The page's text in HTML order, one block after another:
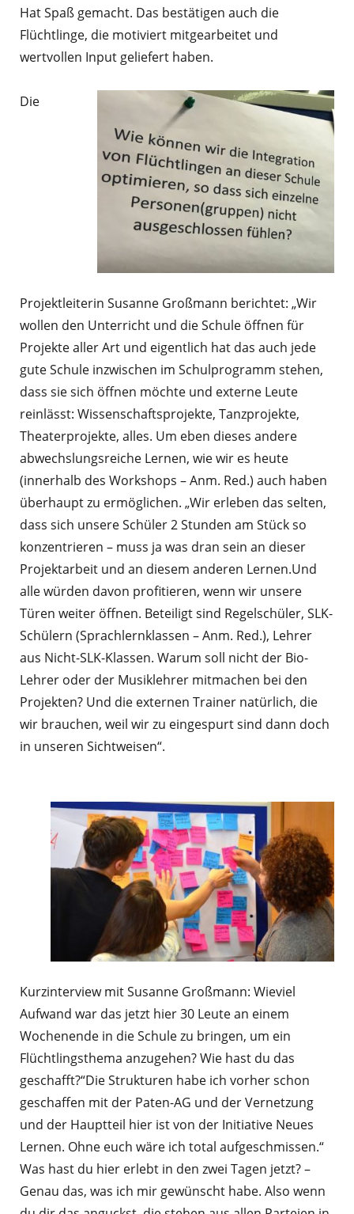
Hat Spaß gemacht. Das bestätigen auch die
Flüchtlinge, die motiviert mitgearbeitet und
wertvollen Input geliefert haben.
Die
Projektleiterin Susanne Großmann berichtet: „Wir
wollen den Unterricht und die Schule öffnen für
Projekte aller Art und eigentlich hat das auch jede
gute Schule inzwischen im Schulprogramm stehen,
dass sie sich öffnen möchte und externe Leute
reinlässt: Wissenschaftsprojekte, Tanzprojekte,
Theaterprojekte, alles. Um eben dieses andere
abwechslungsreiche Lernen, wie wir es heute
(innerhalb des Workshops – Anm. Red.) auch haben
überhaupt zu ermöglichen. „Wir erleben das selten,
dass sich unsere Schüler 2 Stunden am Stück so
konzentrieren – muss ja was dran sein an dieser
Projektarbeit und an diesem anderen Lernen.Und
alle würden davon profitieren, wenn wir unsere
Türen weiter öffnen. Beteiligt sind Regelschüler, SLK-
Schülern (Sprachlernklassen – Anm. Red.), Lehrer
aus Nicht-SLK-Klassen. Warum soll nicht der Bio-
Lehrer oder der Musiklehrer mitmachen bei den
Projekten? Und die externen Trainer natürlich, die
wir brauchen, weil wir zu eingespurt sind dann doch
in unseren Sichtweisen“.
Kurzinterview mit Susanne Großmann: Wieviel
Aufwand war das jetzt hier 30 Leute an einem
Wochenende in die Schule zu bringen, um ein
Flüchtlingsthema anzugehen? Wie hast du das
geschafft?“Die Strukturen habe ich vorher schon
geschaffen mit der Paten-AG und der Vernetzung
und der Hauptteil hier ist von der Initiative Neues
Lernen. Ohne euch wäre ich total aufgeschmissen.“
Was hast du hier erlebt in den zwei Tagen jetzt? –
Genau das, was ich mir gewünscht habe. Also wenn